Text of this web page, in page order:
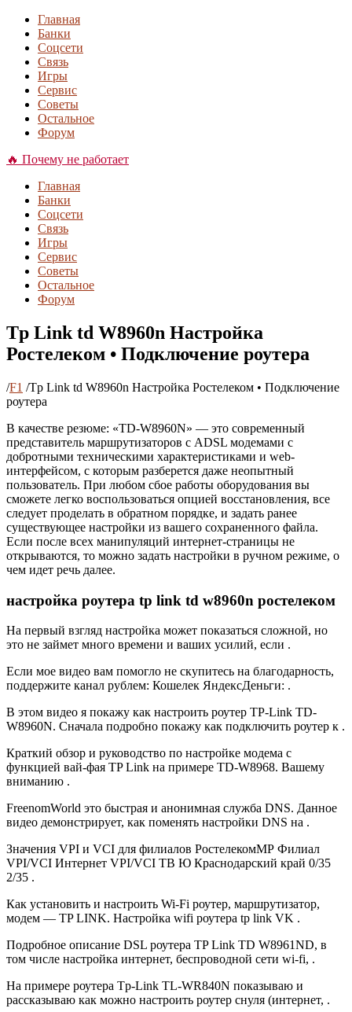
Главная
Банки
Соцсети
Связь
Игры
Сервис
Советы
Остальное
Форум
🔥 Почему не работает
Главная
Банки
Соцсети
Связь
Игры
Сервис
Советы
Остальное
Форум
Tp Link td W8960n Настройка
Ростелеком • Подключение роутера
/F1 /Tp Link td W8960n Настройка Ростелеком • Подключение
роутера
В качестве резюме: «TD-W8960N» — это современный
представитель маршрутизаторов с ADSL модемами с
добротными техническими характеристиками и web-
интерфейсом, с которым разберется даже неопытный
пользователь. При любом сбое работы оборудования вы
сможете легко воспользоваться опцией восстановления, все
следует проделать в обратном порядке, и задать ранее
существующее настройки из вашего сохраненного файла.
Если после всех манипуляций интернет-страницы не
открываются, то можно задать настройки в ручном режиме, о
чем идет речь далее.
настройка роутера tp link td w8960n ростелеком
На первый взгляд настройка может показаться сложной, но
это не займет много времени и ваших усилий, если .
Если мое видео вам помогло не скупитесь на благодарность,
поддержите канал рублем: Кошелек ЯндексДеньги: .
В этом видео я покажу как настроить роутер TP-Link TD-
W8960N. Сначала подробно покажу как подключить роутер к .
Краткий обзор и руководство по настройке модема с
функцией вай-фая TP Link на примере TD-W8968. Вашему
вниманию .
FreenomWorld это быстрая и анонимная служба DNS. Данное
видео демонстрирует, как поменять настройки DNS на .
Значения VPI и VCI для филиалов РостелекомМР Филиал
VPI/VCI Интернет VPI/VCI ТВ Ю Краснодарский край 0/35
2/35 .
Как установить и настроить Wi-Fi роутер, маршрутизатор,
модем — TP LINK. Настройка wifi роутера tp link VK .
Подробное описание DSL роутера TP Link TD W8961ND, в
том числе настройка интернет, беспроводной сети wi-fi, .
На примере роутера Tp-Link TL-WR840N показываю и
рассказываю как можно настроить роутер снуля (интернет, .